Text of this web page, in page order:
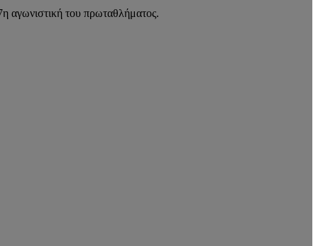
αγωνιστική του πρωταθλήματος.